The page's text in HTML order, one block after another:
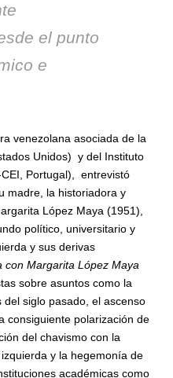
el punto
e
venezolana asociada de la
Unidos) y del Instituto
Portugal), entrevistó
madre, la historiadora y
López Maya (1951),
político, universitario y
y sus derivas
con Margarita López Maya
sobre asuntos como la
siglo pasado, el ascenso
consiguiente polarización de
del chavismo con la
y la hegemonía de
académicas como